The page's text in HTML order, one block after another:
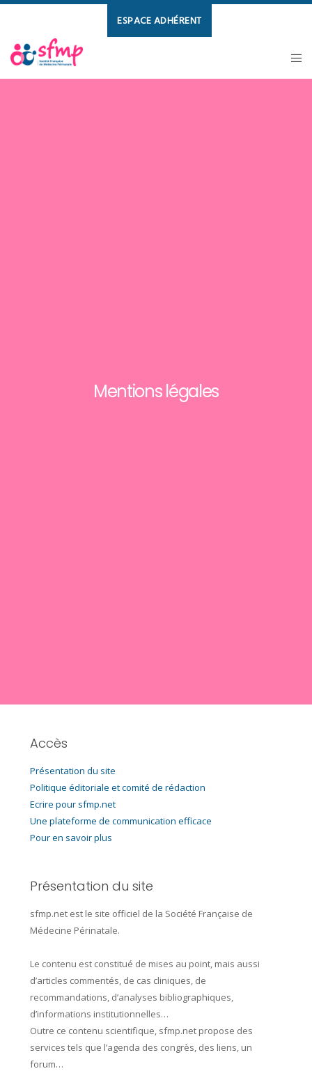
ESPACE ADHÉRENT
Mentions légales
Accès
Présentation du site
Politique éditoriale et comité de rédaction
Ecrire pour sfmp.net
Une plateforme de communication efficace
Pour en savoir plus
Présentation du site
sfmp.netest le site officiel de la Société Française de
Médecine Périnatale.
Le contenu est constitué de mises au point, mais aussi
d’articles commentés, de cas cliniques, de
recommandations, d’analyses bibliographiques,
d’informations institutionnelles…
Outre ce contenu scientifique, sfmp.netpropose des
services tels que l’agenda des congrès, des liens, un
forum…